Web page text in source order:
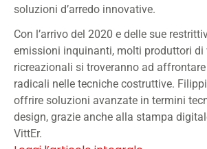
soluzioni d’arredo innovative.
Con l’arrivo del 2020 e delle sue
emissioni inquinanti, molti produttori di
ricreazionali si troveranno ad
radicali nelle tecniche costruttive.
offrire soluzioni avanzate in termini
design, grazie anche alla stampa
VittEr.